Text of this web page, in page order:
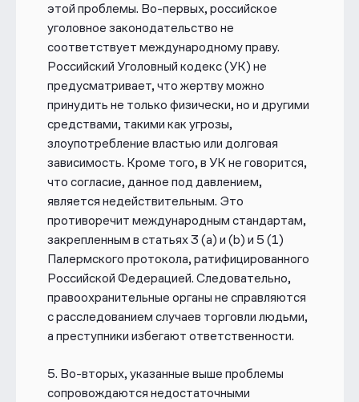
этой проблемы. Во-первых, российское
уголовное законодательство не
соответствует международному праву.
Российский Уголовный кодекс (УК) не
предусматривает, что жертву можно
принудить не только физически, но и другими
средствами, такими как угрозы,
злоупотребление властью или долговая
зависимость. Кроме того, в УК не говорится,
что согласие, данное под давлением,
является недействительным. Это
противоречит международным стандартам,
закрепленным в статьях 3 (а) и (b) и 5 (1)
Палермского протокола, ратифицированного
Российской Федерацией. Следовательно,
правоохранительные органы не справляются
с расследованием случаев торговли людьми,
а преступники избегают ответственности.
5. Во-вторых, указанные выше проблемы
сопровождаются недостаточными